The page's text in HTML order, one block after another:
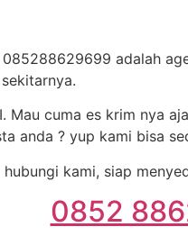
adalah
Mau cuma es krim nya
anda ? yup kami bisa
kami, siap
0852